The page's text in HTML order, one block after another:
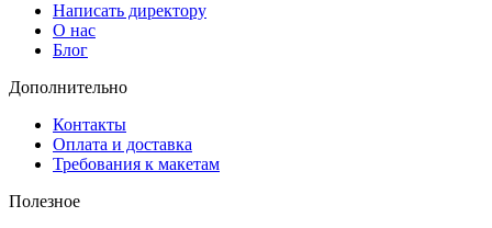
Написать директору
О нас
Блог
Дополнительно
Контакты
Оплата и доставка
Требования к макетам
Полезное